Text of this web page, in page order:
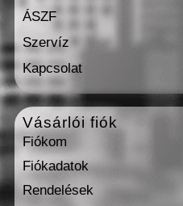
ÁSZF
Szervíz
Kapcsolat
Vásárlói fiók
Fiókom
Fiókadatok
Rendelések